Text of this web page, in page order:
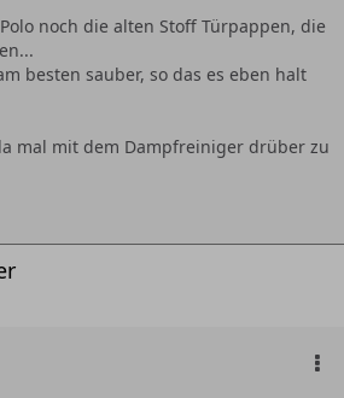
noch die alten Stoff Türpappen, die
besten sauber, so das es eben halt
mal mit dem Dampfreiniger drüber zu